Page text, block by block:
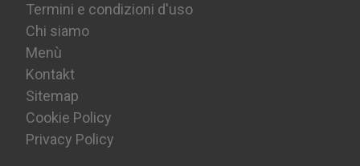
Termini e condizioni d'uso
Chi siamo
Menù
Kontakt
Sitemap
Cookie Policy
Privacy Policy